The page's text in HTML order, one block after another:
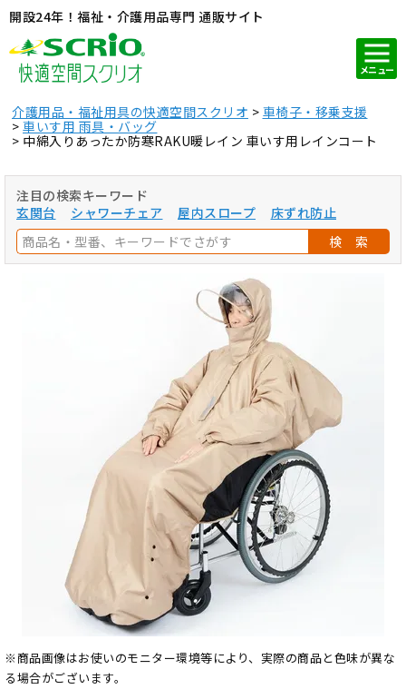
開設24年！福祉・介護用品専門 通販サイト
メニュー
介護用品・福祉用具の快適空間スクリオ
車椅子・移乗支援
車いす用 雨具・バッグ
中綿入りあったか防寒RAKU暖レイン 車いす用レインコート
注目の検索キーワード
玄関台
シャワーチェア 屋内スロープ
床ずれ防止
検 索
※商品画像はお使いのモニター環境等により、実際の商品と色味が異な
る場合がございます。